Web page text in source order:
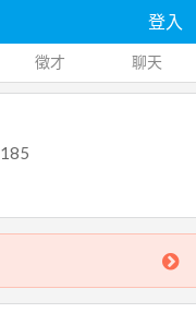
登入
徵才 聊天
185